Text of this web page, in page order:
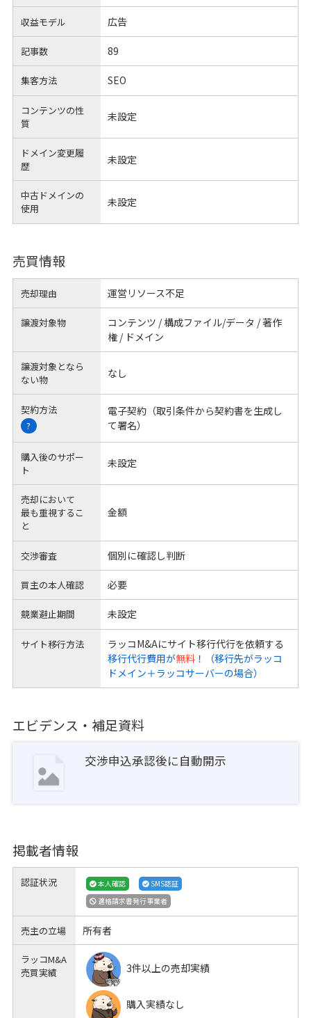
収益モデル 広告
記事数 89
集客方法 SEO
コンテンツの性
質
未設定
ドメイン変更履
歴
未設定
中古ドメインの
使用
未設定
売買情報
売却理由 運営リソース不足
譲渡対象物
コンテンツ / 構成ファイル/データ / 著作
権 / ドメイン
譲渡対象となら
ない物
なし
契約方法
?
電子契約（取引条件から契約書を生成し
て署名）
購入後のサポー
ト
未設定
売却において
最も重視するこ
と
金額
交渉審査 個別に確認し判断
買主の本人確認 必要
競業避止期間 未設定
サイト移行方法
ラッコM&Aにサイト移行代行を依頼する
移行代行費用が無料！（移行先がラッコ
ドメイン＋ラッコサーバーの場合）
エビデンス・補足資料
交渉申込承認後に自動開示
掲載者情報
認証状況 本人確認
SMS認証
適格請求書発行事業者
売主の立場 所有者
ラッコM&A
売買実績
3件以上の売却実績
購入実績なし